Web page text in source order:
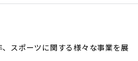
スポーツに関する様々な事業を展